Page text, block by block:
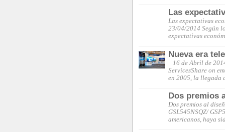
Las
Las expectativas
23/04/2014 Según
expectativas
Nueva era
16 de Abril de
ServicesShare on
en 2005, la llegada
Dos premios
Dos premios al
GSL545NSQZ/
americanos, haya